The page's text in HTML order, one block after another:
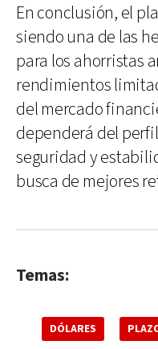
En conclusión, el
siendo una de las
para los ahorristas
rendimientos
del mercado
dependerá del
seguridad y
busca de mejores
Temas:
DÓLARES